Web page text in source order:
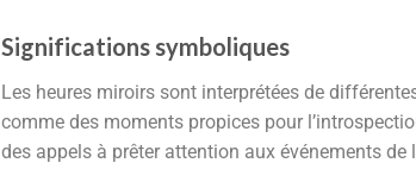
Significations symboliques
Les heures miroirs sont interprétées de
comme des moments propices pour
des appels à prêter attention aux événements